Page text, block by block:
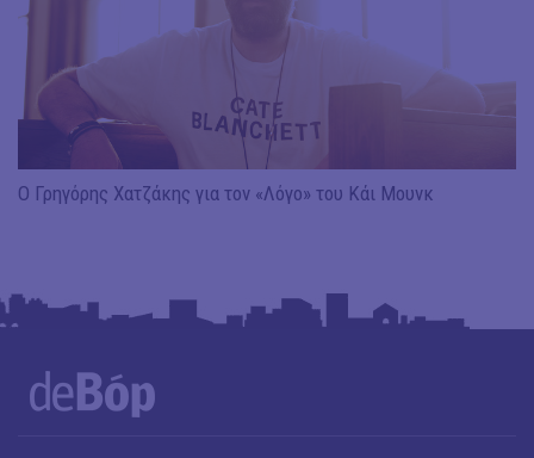
Ο Γρηγόρης Χατζάκης για τον «Λόγο» του Κάι Μουνκ